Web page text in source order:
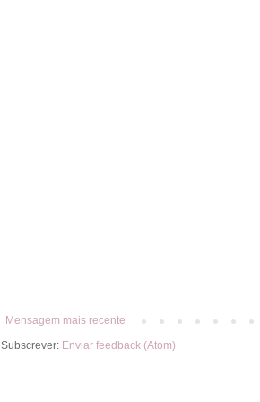
Mensagem mais recente
Subscrever: Enviar feedback (Atom)